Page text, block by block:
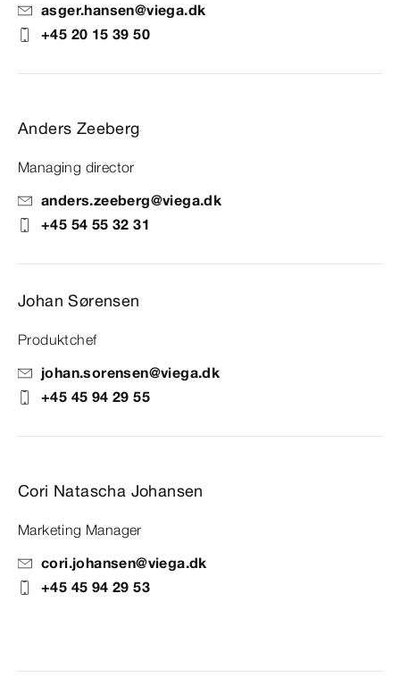
asger.hansen@viega.dk
+45 20 15 39 50
Anders Zeeberg
Managing director
anders.zeeberg@viega.dk
+45 54 55 32 31
Johan Sørensen
Produktchef
johan.sorensen@viega.dk
+45 45 94 29 55
Cori Natascha Johansen
Marketing Manager
cori.johansen@viega.dk
+45 45 94 29 53